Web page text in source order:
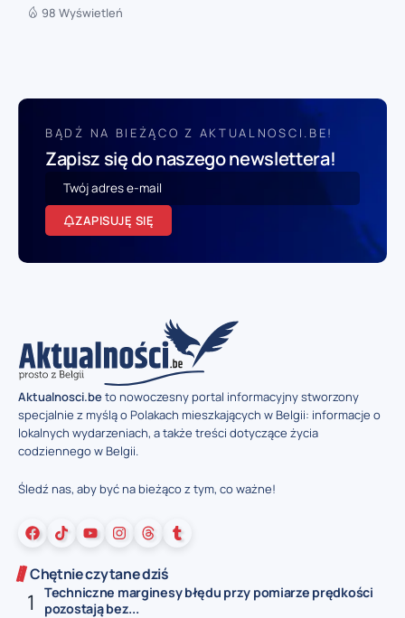
98 Wyświetleń
BĄDŹ NA BIEŻĄCO Z AKTUALNOSCI.BE!
Zapisz się do naszego newslettera!
ZAPISUJĘ SIĘ
Aktualnosci.beto nowoczesny portal informacyjny stworzony
specjalnie z myślą o Polakach mieszkających w Belgii: informacje o
lokalnych wydarzeniach, a także treści dotyczące życia
codziennego w Belgii.
Śledź nas, aby być na bieżąco z tym, co ważne!
Chętnie czytane dziś
Techniczne marginesy błędu przy pomiarze prędkości
pozostają bez...